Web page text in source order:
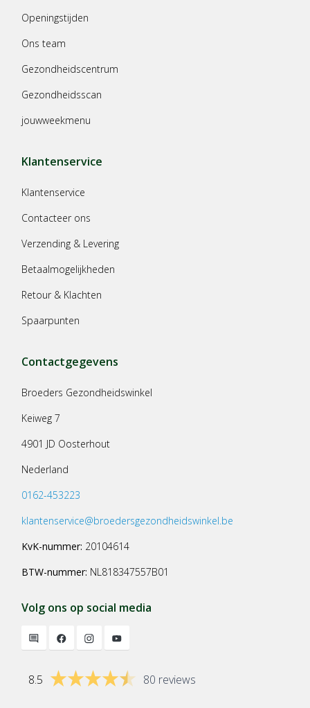
Openingstijden
Ons team
Gezondheidscentrum
Gezondheidsscan
jouwweekmenu
Klantenservice
Klantenservice
Contacteer ons
Verzending & Levering
Betaalmogelijkheden
Retour & Klachten
Spaarpunten
Contactgegevens
Broeders Gezondheidswinkel
Keiweg 7
4901 JD Oosterhout
Nederland
0162-453223
klantenservice@broedersgezondheidswinkel.be
KvK-nummer: 20104614
BTW-nummer: NL818347557B01
Volg ons op social media
8.5 80 reviews